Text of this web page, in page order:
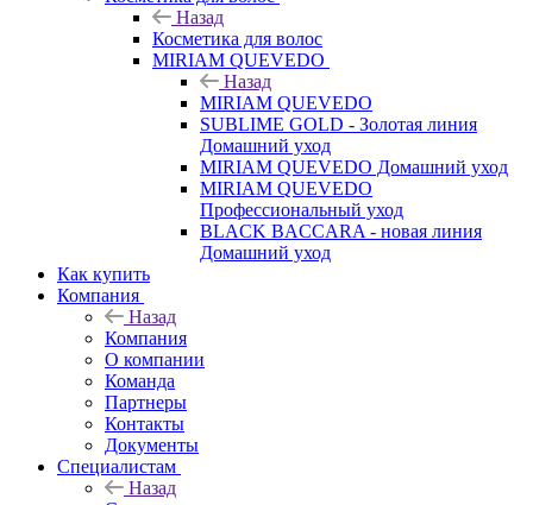
Назад
Косметика для волос
MIRIAM QUEVEDO
Назад
MIRIAM QUEVEDO
SUBLIME GOLD - Золотая линия
Домашний уход
MIRIAM QUEVEDO Домашний уход
MIRIAM QUEVEDO
Профессиональный уход
BLACK BACCARA - новая линия
Домашний уход
Как купить
Компания
Назад
Компания
О компании
Команда
Партнеры
Контакты
Документы
Специалистам
Назад